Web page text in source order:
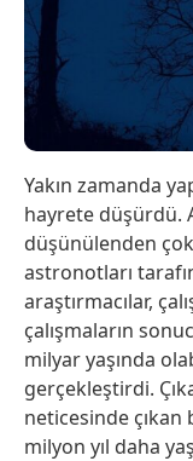
Yakın zamanda
hayrete düşürdü.
düşünülenden çok
astronotları
araştırmacılar,
çalışmaların
milyar yaşında
gerçekleştirdi.
neticesinde
milyon yıl daha